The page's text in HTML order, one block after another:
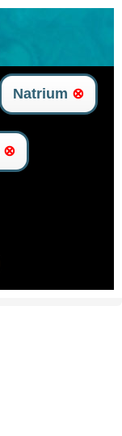
Natrium ⊗
⊗